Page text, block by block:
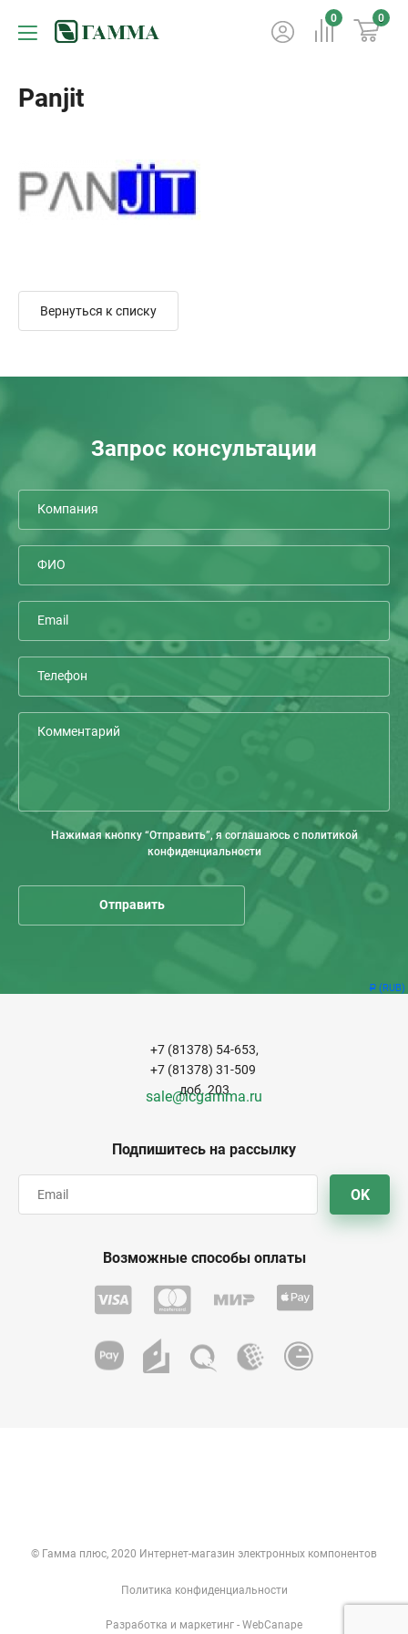
Р (RUB)
0 0
Panjit
Вернуться к списку
Запрос консультации
Нажимая кнопку “Отправить”, я соглашаюсь с политикой
конфиденциальности
Подпишитесь на рассылку
OK
+7 (81378) 54-653,
+7 (81378) 31-509
доб. 203
sale@icgamma.ru
Возможные способы оплаты
© Гамма плюс, 2020 Интернет-магазин электронных компонентов
Политика конфиденциальности
Разработка и маркетинг - WebCanape